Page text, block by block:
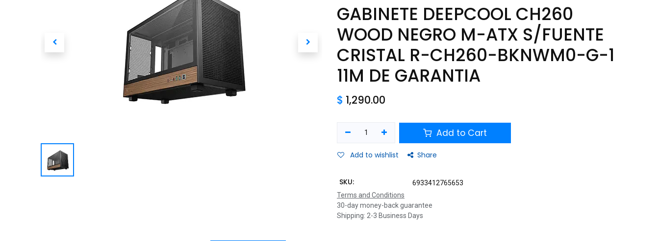
GABINETE DEEPCOOL CH260
WOOD NEGRO M-ATX S/FUENTE
CRISTAL R-CH260-BKNWM0-G-1
11M DE GARANTIA
$ 1,290.00
Add to Cart
Add to wishlist Share
SKU:
6933412765653
Terms and Conditions
30-day money-back guarantee
Shipping: 2-3 Business Days